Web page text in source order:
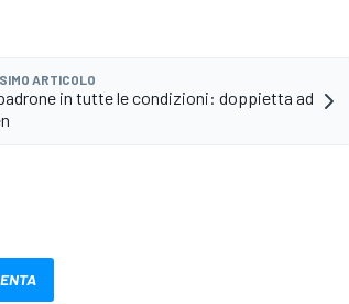
ARTICOLO
in tutte le condizioni: doppietta ad